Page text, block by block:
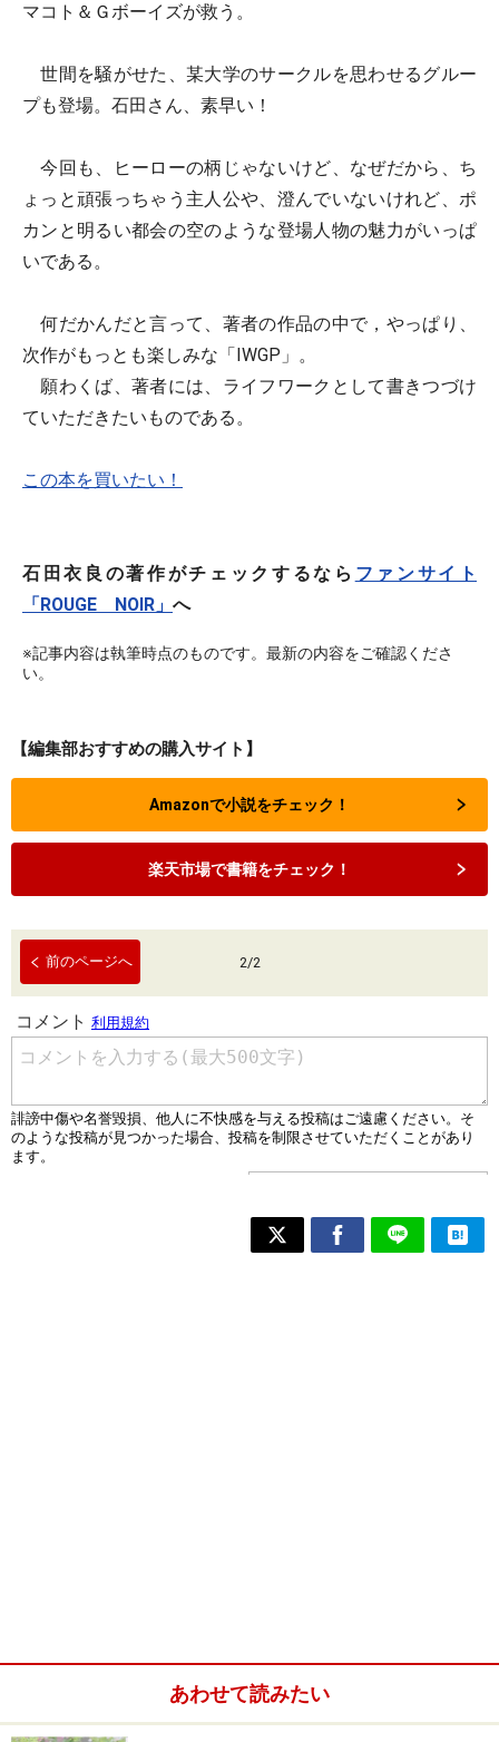
マコト＆Ｇボーイズが救う。
世間を騒がせた、某大学のサークルを思わせるグルー
プも登場。石田さん、素早い！
今回も、ヒーローの柄じゃないけど、なぜだから、ち
ょっと頑張っちゃう主人公や、澄んでいないけれど、ポ
カンと明るい都会の空のような登場人物の魅力がいっぱ
いである。
何だかんだと言って、著者の作品の中で，やっぱり、
次作がもっとも楽しみな「IWGP」。
願わくば、著者には、ライフワークとして書きつづけ
ていただきたいものである。
この本を買いたい！
石田衣良の著作がチェックするなら ファンサイト
「ROUGE NOIR」 へ
※記事内容は執筆時点のものです。最新の内容をご確認くださ
い。
【編集部おすすめの購入サイト】
Amazonで小説をチェック！
楽天市場で書籍をチェック！
前のページへ 2/2
あわせて読みたい